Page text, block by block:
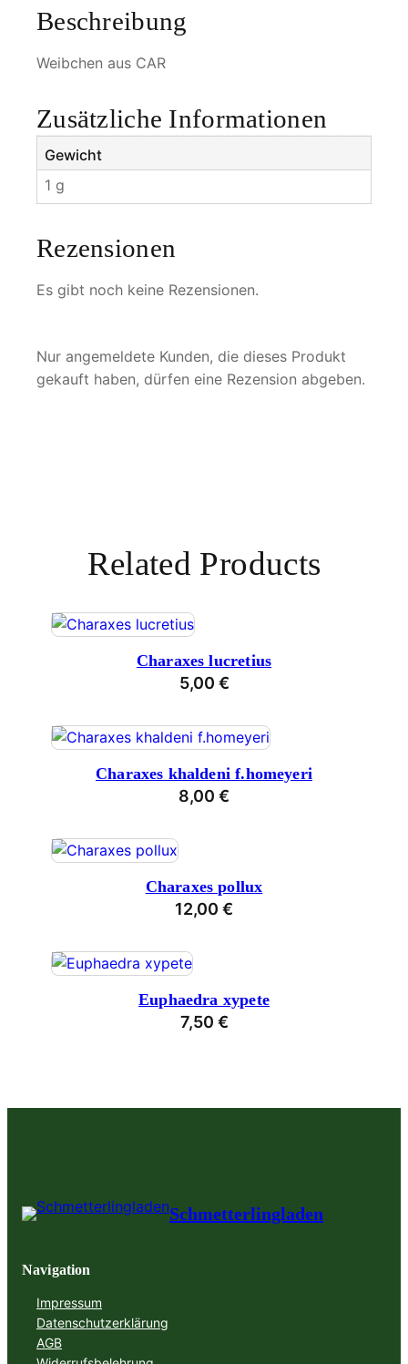
Beschreibung
Weibchen aus CAR
Zusätzliche Informationen
Gewicht
1 g
Rezensionen
Es gibt noch keine Rezensionen.
Nur angemeldete Kunden, die dieses Produkt
gekauft haben, dürfen eine Rezension abgeben.
Related Products
Charaxes lucretius
5,00 €
Charaxes khaldeni f.homeyeri
8,00 €
Charaxes pollux
12,00 €
Euphaedra xypete
7,50 €
Schmetterlingladen
Navigation
Impressum
Datenschutzerklärung
AGB